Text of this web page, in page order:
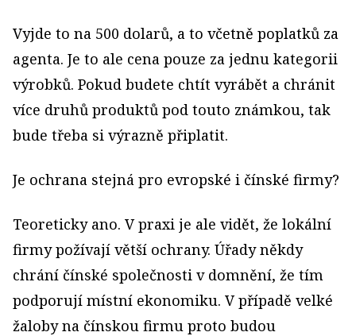
Vyjde to na 500 dolarů, a to včetně poplatků za
agenta. Je to ale cena pouze za jednu kategorii
výrobků. Pokud budete chtít vyrábět a chránit
více druhů produktů pod touto známkou, tak
bude třeba si výrazně připlatit.
Je ochrana stejná pro evropské i čínské firmy?
Teoreticky ano. V praxi je ale vidět, že lokální
firmy požívají větší ochrany. Úřady někdy
chrání čínské společnosti v domnění, že tím
podporují místní ekonomiku. V případě velké
žaloby na čínskou firmu proto budou